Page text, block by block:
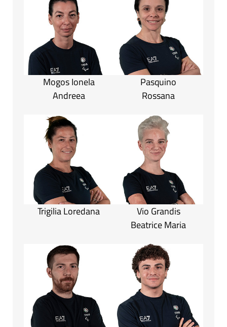
Mogos Ionela
Andreea
Pasquino
Rossana
Trigilia Loredana
Vio Grandis
Beatrice Maria